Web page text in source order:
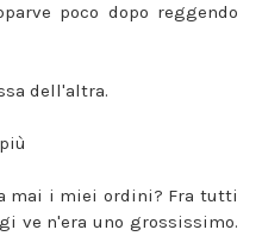
poco dopo reggendo
dell'altra.
mai i miei ordini? Fra tutti
ve n'era uno grossissimo.